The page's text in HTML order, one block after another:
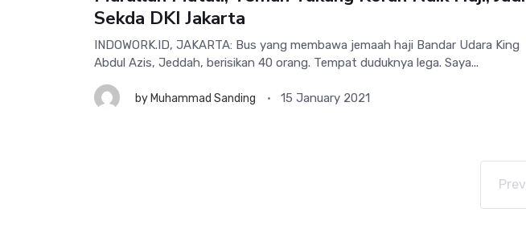
Sekda DKI Jakarta
INDOWORK.ID, JAKARTA: Bus yang membawa jemaah haji Bandar Udara King
Abdul Azis, Jeddah, berisikan 40 orang. Tempat duduknya lega. Saya...
by Muhammad Sanding 15 January 2021
Prev